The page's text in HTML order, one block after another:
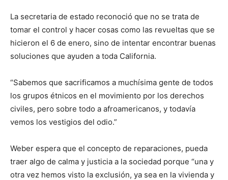
La secretaria de estado reconoció que no se trata de
tomar el control y hacer cosas como las revueltas que se
hicieron el 6 de enero, sino de intentar encontrar buenas
soluciones que ayuden a toda California.
“Sabemos que sacrificamos a muchísima gente de todos
los grupos étnicos en el movimiento por los derechos
civiles, pero sobre todo a afroamericanos, y todavía
vemos los vestigios del odio.”
Weber espera que el concepto de reparaciones, pueda
traer algo de calma y justicia a la sociedad porque “una y
otra vez hemos visto la exclusión, ya sea en la vivienda y